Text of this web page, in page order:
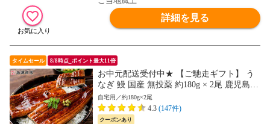
詳細を見る
タイムセール 8/8時点_ポイント最大11倍
お中元配送受付中★ 【ご馳走ギフト】 う
なぎ 鰻 国産 無投薬 約180g × 2尾 鹿児島県
産 ウナギ 蒲焼き 土用丑 山田水産 お取り
寄せグルメ 食品 土用丑【最安値に挑戦！
通常6280円→6000円セール】
自宅用／約180g×2尾
4.3 (147件)
クーポンあり